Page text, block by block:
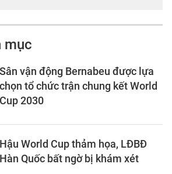
mục
Sân vận động Bernabeu được lựa
chọn tổ chức trận chung kết World
Cup 2030
Hậu World Cup thảm họa, LĐBĐ
Hàn Quốc bất ngờ bị khám xét